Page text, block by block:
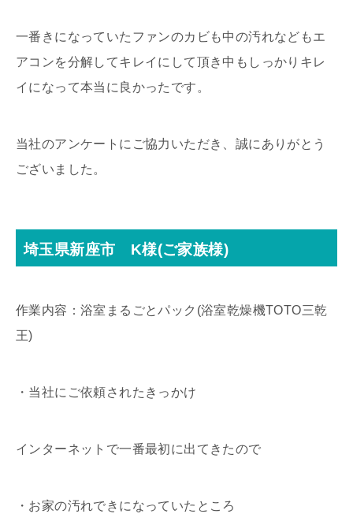
一番きになっていたファンのカビも中の汚れなどもエ
アコンを分解してキレイにして頂き中もしっかりキレ
イになって本当に良かったです。
当社のアンケートにご協力いただき、誠にありがとう
ございました。
埼玉県新座市 K様(ご家族様)
作業内容：浴室まるごとパック(浴室乾燥機TOTO三乾
王)
・当社にご依頼されたきっかけ
インターネットで一番最初に出てきたので
・お家の汚れできになっていたところ